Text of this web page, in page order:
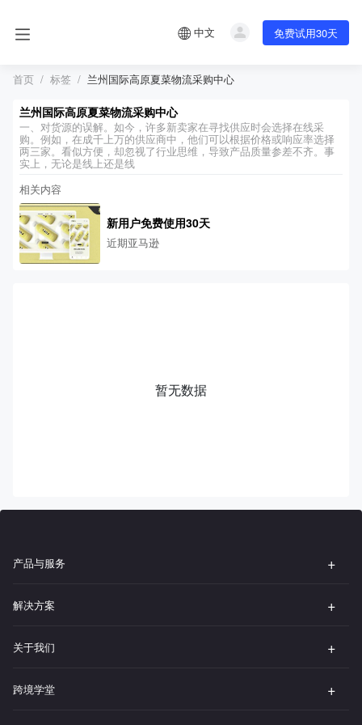
中文 免费试用30天
首页 标签 兰州国际高原夏菜物流采购中心
兰州国际高原夏菜物流采购中心
一、对货源的误解。如今，许多新卖家在寻找供应时会选择在线采
购。例如，在成千上万的供应商中，他们可以根据价格或响应率选择
两三家。看似方便，却忽视了行业思维，导致产品质量参差不齐。事
实上，无论是线上还是线
相关内容
新用户免费使用30天
近期亚马逊
暂无数据
产品与服务
解决方案
关于我们
跨境学堂